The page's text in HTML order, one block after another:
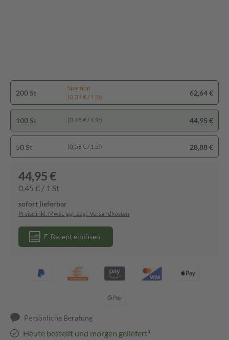
200 St
Spartipp
(0,31 € / 1 St)
62,64 €
100 St (0,45 € / 1 St) 44,95 €
50 St (0,58 € / 1 St) 28,88 €
44,95 €
0,45 € / 1 St
sofort lieferbar
Preise inkl. MwSt. ggf. zzgl. Versandkosten
E-Rezept einlösen
Persönliche Beratung
Heute bestellt und morgen geliefert³